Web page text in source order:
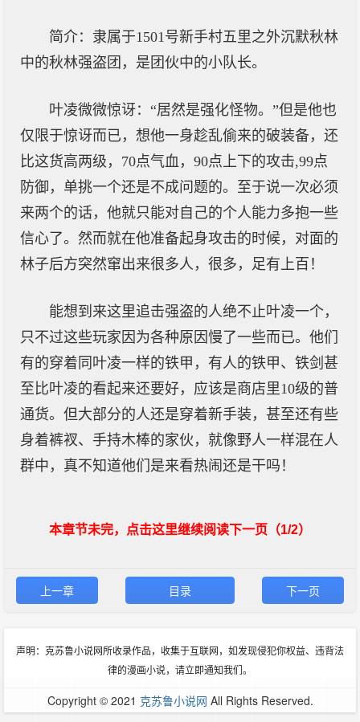
简介：隶属于1501号新手村五里之外沉默秋林
中的秋林强盗团，是团伙中的小队长。
叶凌微微惊讶：“居然是强化怪物。”但是他也
仅限于惊讶而已，想他一身趁乱偷来的破装备，还
比这货高两级，70点气血，90点上下的攻击,99点
防御，单挑一个还是不成问题的。至于说一次必须
来两个的话，他就只能对自己的个人能力多抱一些
信心了。然而就在他准备起身攻击的时候，对面的
林子后方突然窜出来很多人，很多，足有上百！
能想到来这里追击强盗的人绝不止叶凌一个，
只不过这些玩家因为各种原因慢了一些而已。他们
有的穿着同叶凌一样的铁甲，有人的铁甲、铁剑甚
至比叶凌的看起来还要好，应该是商店里10级的普
通货。但大部分的人还是穿着新手装，甚至还有些
身着裤衩、手持木棒的家伙，就像野人一样混在人
群中，真不知道他们是来看热闹还是干吗！
本章节未完，点击这里继续阅读下一页（1/2）
上一章 目录 下一页
声明：克苏鲁小说网所收录作品，收集于互联网，如发现侵犯你权益、违背法
律的漫画小说，请立即通知我们。
Copyright © 2021 克苏鲁小说网 All Rights Reserved.